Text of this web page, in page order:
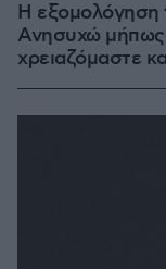
Η εξομολόγηση
Ανησυχώ μήπως
χρειαζόμαστε